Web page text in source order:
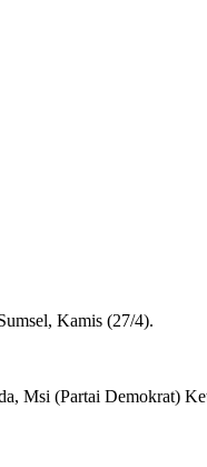
Kamis (27/4).
Msi (Partai Demokrat)